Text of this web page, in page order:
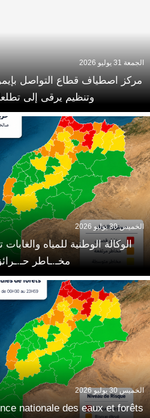
مركز اصطياف قطاع التواصل
وتنظيم يرقى إلى
الجمعة 31 يوليو 2026
الوكالة الوطنية للمياه
مخـ.ـاطر
الخميس 30 يوليو 2026
nationale des eaux et forêts
الخميس 30 يوليو 2026